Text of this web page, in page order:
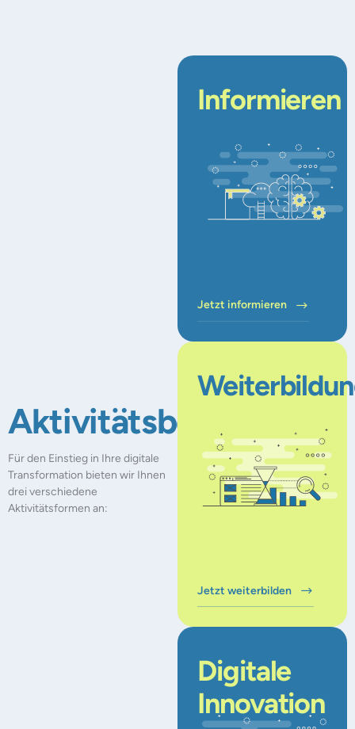
Für den Einstieg in Ihre digitale
Transformation bieten wir Ihnen
drei verschiedene
Aktivitätsformen an:
Aktivitätsbereiche
Informieren
Jetzt informieren
Jetzt weiterbilden
Digitale
Innovation